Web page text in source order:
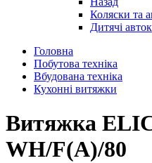
Коляски та
Дитячі
Головна
Побутова техніка
Вбудована техніка
Кухонні витяжки
Витяжка
WH/F(A)/80